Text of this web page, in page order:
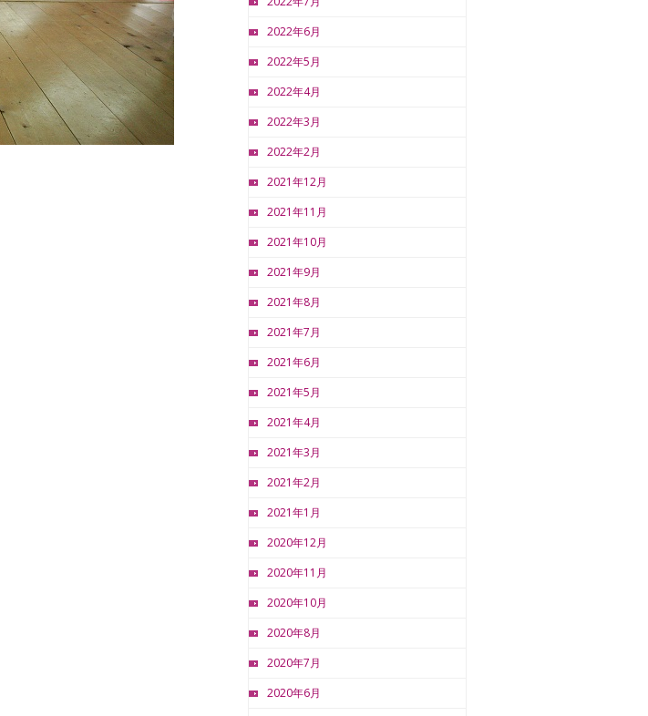
2022年6月
2022年5月
2022年4月
2022年3月
2022年2月
2021年12月
2021年11月
2021年10月
2021年9月
2021年8月
2021年7月
2021年6月
2021年5月
2021年4月
2021年3月
2021年2月
2021年1月
2020年12月
2020年11月
2020年10月
2020年8月
2020年7月
2020年6月